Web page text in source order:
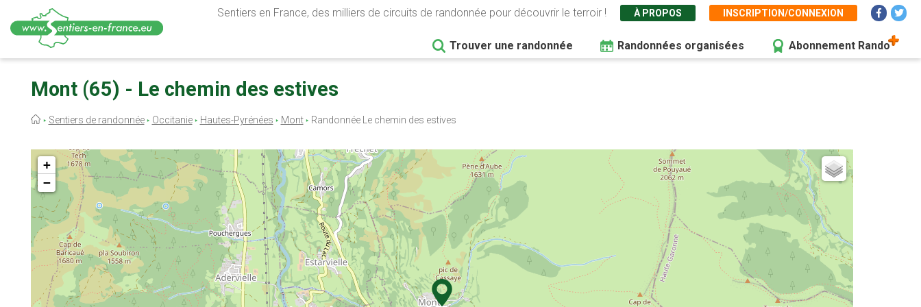
contenu
Sentiers en France, des milliers de circuits de randonnée pour découvrir le terroir ! À PROPOS INSCRIPTION/CONNEXION
Trouver une randonnée Randonnées organisées Abonnement Rando
Mont (65) - Le chemin des estives
Fil
Sentiers de randonnée Occitanie Hautes-Pyrénées Mont Randonnée Le chemin des estives
+
−